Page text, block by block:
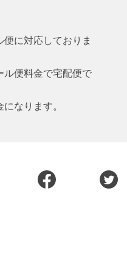
便に対応しておりま
ル便料金で宅配便で
なります。